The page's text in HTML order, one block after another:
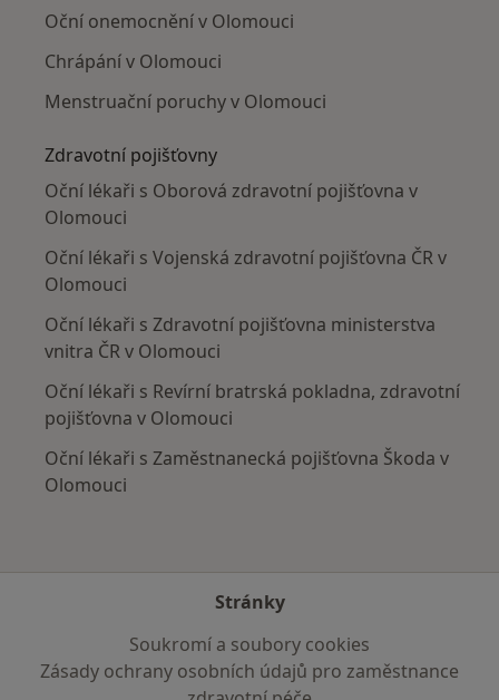
Oční onemocnění v Olomouci
Chrápání v Olomouci
Menstruační poruchy v Olomouci
Zdravotní pojišťovny
Oční lékaři s Oborová zdravotní pojišťovna v
Olomouci
Oční lékaři s Vojenská zdravotní pojišťovna ČR v
Olomouci
Oční lékaři s Zdravotní pojišťovna ministerstva
vnitra ČR v Olomouci
Oční lékaři s Revírní bratrská pokladna, zdravotní
pojišťovna v Olomouci
Oční lékaři s Zaměstnanecká pojišťovna Škoda v
Olomouci
Stránky
Soukromí a soubory cookies
Zásady ochrany osobních údajů pro zaměstnance